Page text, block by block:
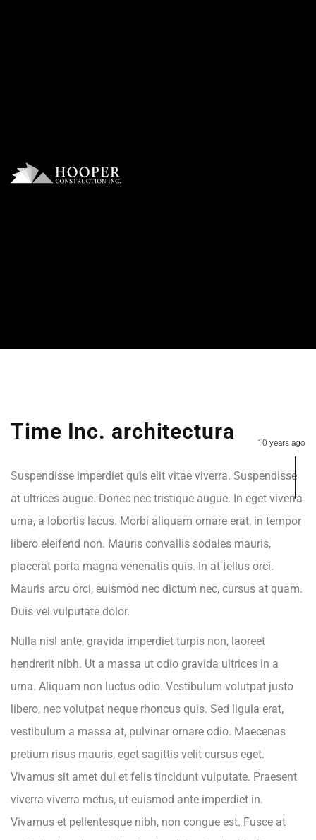
Time Inc. architectura 10 years ago
Suspendisse imperdiet quis elit vitae viverra. Suspendisse
at ultrices augue. Donec nec tristique augue. In eget viverra
urna, a lobortis lacus. Morbi aliquam ornare erat, in tempor
libero eleifend non. Mauris convallis sodales mauris,
placerat porta magna venenatis quis. In at tellus orci.
Mauris arcu orci, euismod nec dictum nec, cursus at quam.
Duis vel vulputate dolor.
Nulla nisl ante, gravida imperdiet turpis non, laoreet
hendrerit nibh. Ut a massa ut odio gravida ultrices in a
urna. Aliquam non luctus odio. Vestibulum volutpat justo
libero, nec volutpat neque rhoncus quis. Sed ligula erat,
vestibulum a massa at, pulvinar ornare odio. Maecenas
pretium risus mauris, eget sagittis velit cursus eget.
Vivamus sit amet dui et felis tincidunt vulputate. Praesent
viverra viverra metus, ut euismod ante imperdiet in.
Vivamus et pellentesque nibh, non congue est. Fusce at